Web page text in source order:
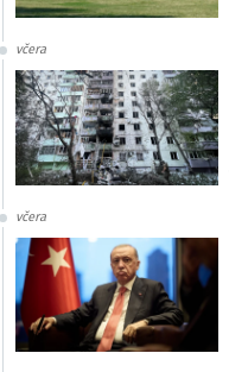
včera
včera